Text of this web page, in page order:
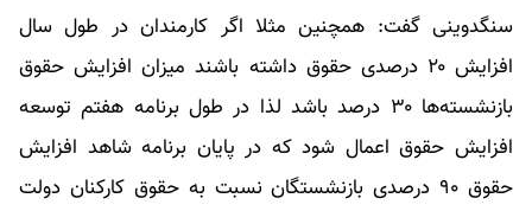
سنگدوینی گفت: همچنین مثلا اگر کارمندان در طول سال
افزایش ۲۰ درصدی حقوق داشته باشند میزان افزایش حقوق
بازنشسته‌ها ۳۰ درصد باشد لذا در طول برنامه هفتم توسعه
افزایش حقوق اعمال شود که در پایان برنامه شاهد افزایش
حقوق ۹۰ درصدی بازنشستگان نسبت به حقوق کارکنان دولت